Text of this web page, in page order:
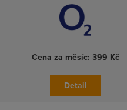
Cena za měsíc: 399 Kč
Detail